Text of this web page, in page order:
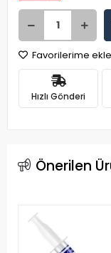
Favorilerime ekle
Hızlı Gönderi
Önerilen